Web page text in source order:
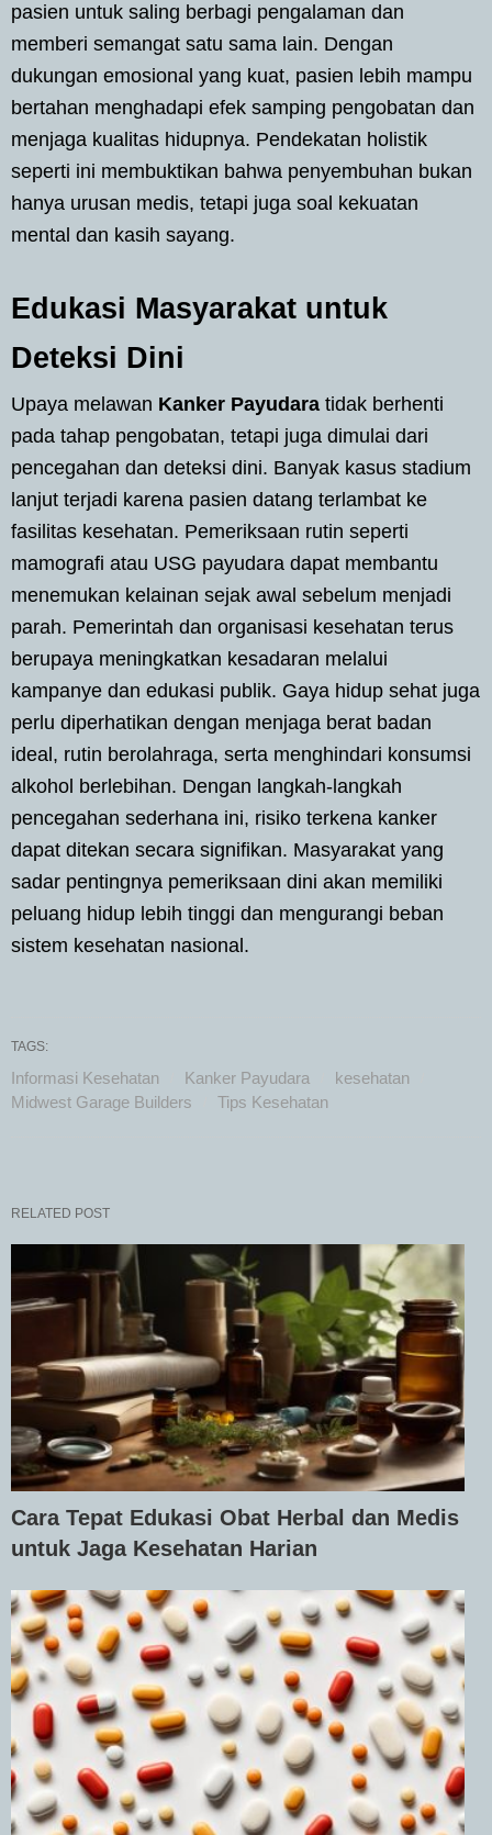
pasien untuk saling berbagi pengalaman dan
memberi semangat satu sama lain. Dengan
dukungan emosional yang kuat, pasien lebih mampu
bertahan menghadapi efek samping pengobatan dan
menjaga kualitas hidupnya. Pendekatan holistik
seperti ini membuktikan bahwa penyembuhan bukan
hanya urusan medis, tetapi juga soal kekuatan
mental dan kasih sayang.
Edukasi Masyarakat untuk
Deteksi Dini
Upaya melawan Kanker Payudara tidak berhenti
pada tahap pengobatan, tetapi juga dimulai dari
pencegahan dan deteksi dini. Banyak kasus stadium
lanjut terjadi karena pasien datang terlambat ke
fasilitas kesehatan. Pemeriksaan rutin seperti
mamografi atau USG payudara dapat membantu
menemukan kelainan sejak awal sebelum menjadi
parah. Pemerintah dan organisasi kesehatan terus
berupaya meningkatkan kesadaran melalui
kampanye dan edukasi publik. Gaya hidup sehat juga
perlu diperhatikan dengan menjaga berat badan
ideal, rutin berolahraga, serta menghindari konsumsi
alkohol berlebihan. Dengan langkah-langkah
pencegahan sederhana ini, risiko terkena kanker
dapat ditekan secara signifikan. Masyarakat yang
sadar pentingnya pemeriksaan dini akan memiliki
peluang hidup lebih tinggi dan mengurangi beban
sistem kesehatan nasional.
TAGS:
Informasi Kesehatan Kanker Payudara
kesehatan
Midwest Garage Builders
Tips Kesehatan
RELATED POST
Cara Tepat Edukasi Obat Herbal dan Medis
untuk Jaga Kesehatan Harian